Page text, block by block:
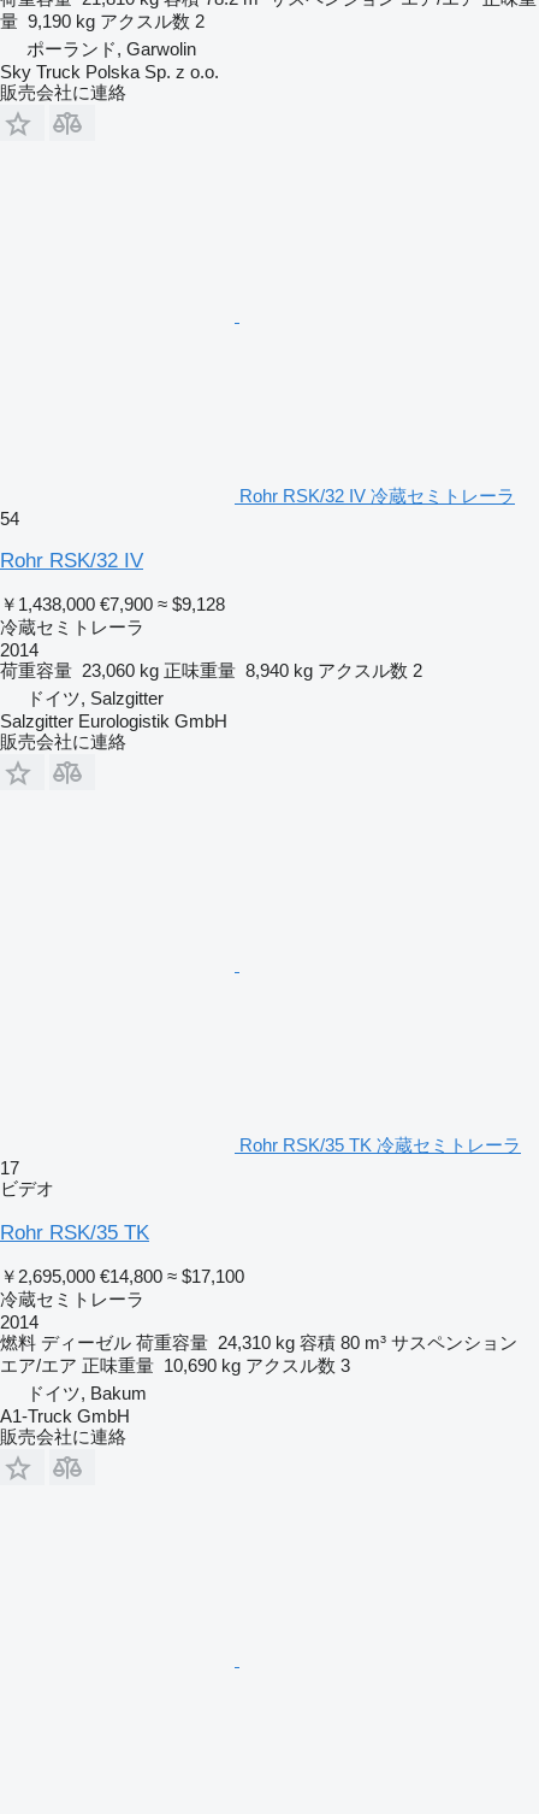
量 9,190 kg アクスル数 2
ポーランド, Garwolin
Sky Truck Polska Sp. z o.o.
販売会社に連絡
Rohr RSK/32 IV 冷蔵セミトレーラ
54
Rohr RSK/32 IV
￥1,438,000 €7,900 ≈ $9,128
冷蔵セミトレーラ
2014
荷重容量 23,060 kg 正味重量 8,940 kg アクスル数 2
ドイツ, Salzgitter
Salzgitter Eurologistik GmbH
販売会社に連絡
Rohr RSK/35 TK 冷蔵セミトレーラ
17
ビデオ
Rohr RSK/35 TK
￥2,695,000 €14,800 ≈ $17,100
冷蔵セミトレーラ
2014
燃料 ディーゼル 荷重容量 24,310 kg 容積 80 m³ サスペンション
エア/エア 正味重量 10,690 kg アクスル数 3
ドイツ, Bakum
A1-Truck GmbH
販売会社に連絡